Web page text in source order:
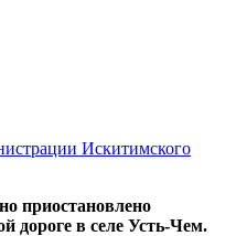
Искитимского
приостановлено
дороге в селе Усть-Чем.